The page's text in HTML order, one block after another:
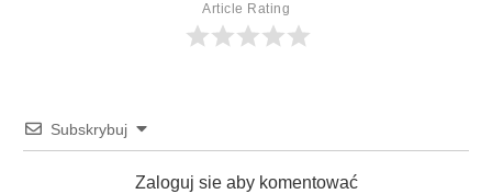
Article Rating
Subskrybuj
Zaloguj sie aby komentować